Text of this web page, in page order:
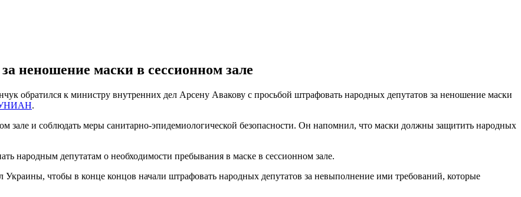
неношение маски в сессионном зале
обратился к министру внутренних дел Арсену Авакову с просьбой штрафовать народных депутатов за неношение маски
.
зале и соблюдать меры санитарно-эпидемиологической безопасности. Он напомнил, что маски должны защитить народных
народным депутатам о необходимости пребывания в маске в сессионном зале.
Украины, чтобы в конце концов начали штрафовать народных депутатов за невыполнение ими требований, которые